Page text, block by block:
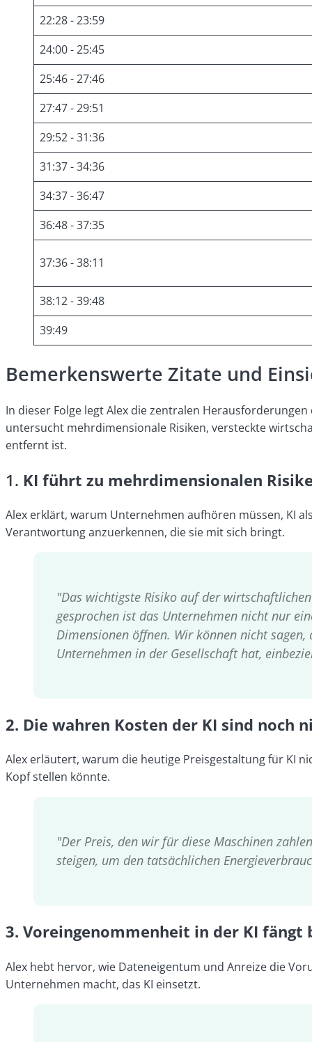
22:28 - 23:59
24:00 - 25:45
25:46 - 27:46
27:47 - 29:51
29:52 - 31:36
31:37 - 34:36
34:37 - 36:47
36:48 - 37:35
37:36 - 38:11
38:12 - 39:48
39:49
Bemerkenswerte Zitate und
In dieser Folge legt Alex die zentralen
untersucht mehrdimensionale Risiken, versteckte
entfernt ist.
1. KI führt zu mehrdimensionalen
Alex erklärt, warum Unternehmen aufhören müssen, KI
Verantwortung anzuerkennen, die sie mit sich bringt.
"Das wichtigste Risiko auf der
gesprochen ist das Unternehmen nicht nur
Dimensionen öffnen. Wir können nicht
Unternehmen in der Gesellschaft hat,
2. Die wahren Kosten der KI sind noch
Alex erläutert, warum die heutige Preisgestaltung für KI
Kopf stellen könnte.
"Der Preis, den wir für diese Maschinen
steigen, um den tatsächlichen
3. Voreingenommenheit in der KI fängt
Alex hebt hervor, wie Dateneigentum und Anreize die
Unternehmen macht, das KI einsetzt.